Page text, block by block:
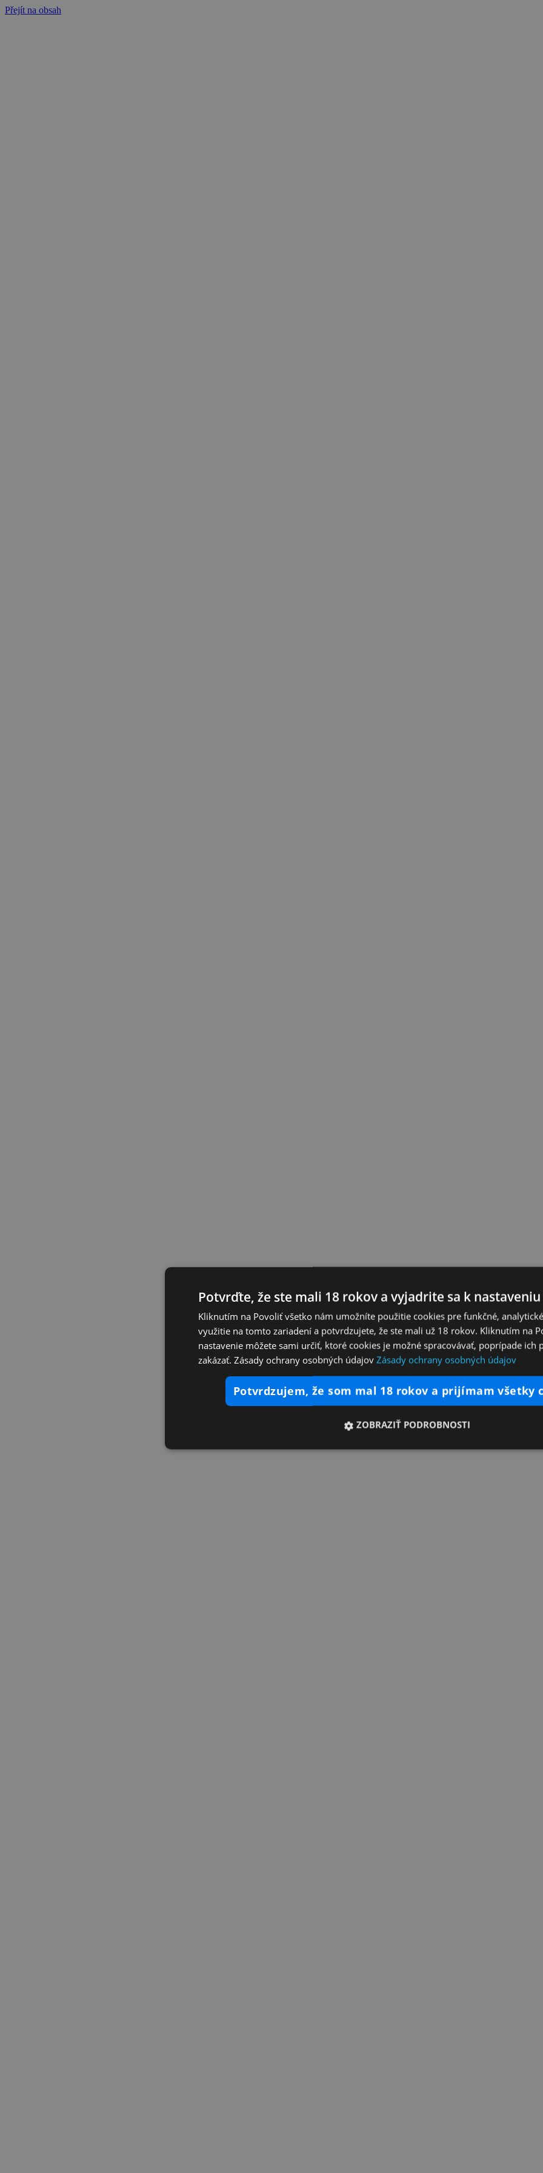
Přejít na obsah
Potvrďte, že ste mali 18 rokov a vyjadrite sa k
Kliknutím na Povoliť všetko nám umožníte použitie cookies pre funkčné,
využitie na tomto zariadení a potvrdzujete, že ste mali už 18 rokov. Kliknutím na
nastavenie môžete sami určiť, ktoré cookies je možné spracovávať, poprípade ich
zakázať. Zásady ochrany osobných údajov Zásady ochrany osobných údajov
potvrdzujem, že som mal 18 rokov a prijímam všetky
ZOBRAZIŤ PODROBNOSTI